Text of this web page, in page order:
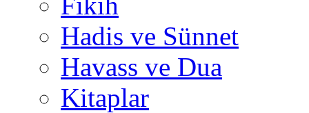
Hadis ve Sünnet
Havass ve Dua
Kitaplar